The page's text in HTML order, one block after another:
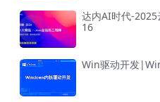
达内AI时代-2025
16
Win驱动开发